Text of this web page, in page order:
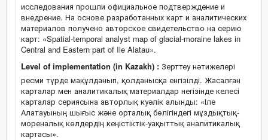
исследования прошли официальное подтверждение и
внедрение. На основе разработанных карт и аналитических
материалов получено авторское свидетельство на серию
карт: «Spatial-temporal analyst map of glacial-moraine lakes in
Central and Eastern part of Ile Alatau».
Level of implementation (in Kazakh) : Зерттеу нәтижелері
ресми түрде мақұлданып, қолданысқа енгізілді. Жасалған
карталар мен аналитикалық материалдар негізінде келесі
карталар сериясына авторлық куәлік алынды: «Іле
Алатауының шығыс және орталық бөлігіндегі мұздықтық-
мореналық көлдердің кеңістіктік-уақыттық аналитикалық
картасы».